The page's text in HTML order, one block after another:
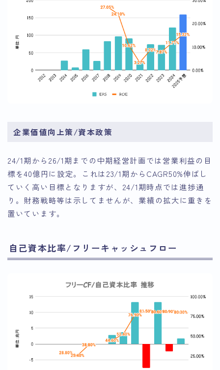
企業価値向上策/資本政策
24/1期から26/1期までの中期経営計画では営業利益の目
標を40億円に設定。これは23/1期からCAGR50%伸ばし
ていく高い目標となりますが、24/1期時点では進捗通
り。財務戦略等は示してませんが、業績の拡大に重きを
置いています。
自己資本比率/フリーキャッシュフロー